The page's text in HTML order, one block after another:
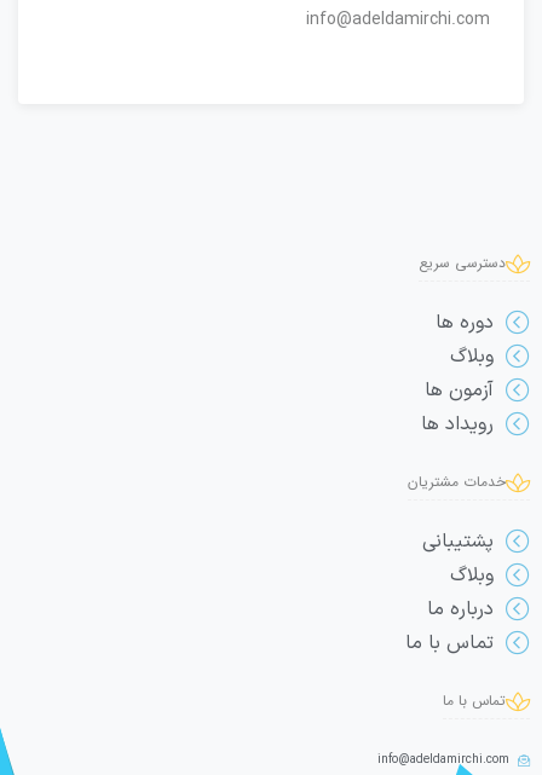
info@adeldamirchi.com
دسترسی سریع
دوره ها
وبلاگ
آزمون ها
رویداد ها
خدمات مشتریان
پشتیبانی
وبلاگ
درباره ما
تماس با ما
تماس با ما
info@adeldamirchi.com